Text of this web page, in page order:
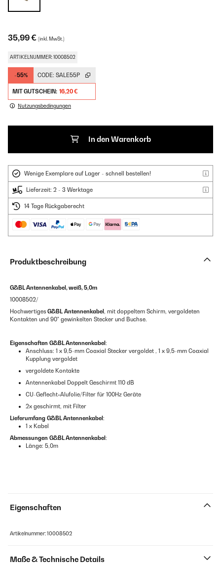
35,99 € (inkl. MwSt.)
ARTIKELNUMMER: 10008502
-55% CODE: SALE55P
MIT GUTSCHEIN: 16,20 €
Nutzungsbedingungen
In den Warenkorb
Wenige Exemplare auf Lager - schnell bestellen!
Lieferzeit: 2 - 3 Werktage
14 Tage Rückgaberecht
Produktbeschreibung
G&BL Antennenkabel, weiß, 5,0m
10008502/
Hochwertiges G&BL Antennenkabel , mit doppeltem Schirm, vergoldeten
Kontakten und 90° gewinkelten Stecker und Buchse.
Eigenschaften G&BL Antennenkabel :
Anschluss: 1 x 9,5-mm Coaxial Stecker vergoldet , 1 x 9,5-mm Coaxial
Kupplung vergoldet
vergoldete Kontakte
Antennenkabel Doppelt Geschirmt 110 dB
CU-Geflecht+Alufolie/Filter für 100Hz Geräte
2x geschirmt, mit Filter
Lieferumfang G&BL Antennenkabel :
1 x Kabel
Abmessungen G&BL Antennenkabel :
Länge: 5,0m
Eigenschaften
Artikelnummer: 10008502
Maße & Technische Details